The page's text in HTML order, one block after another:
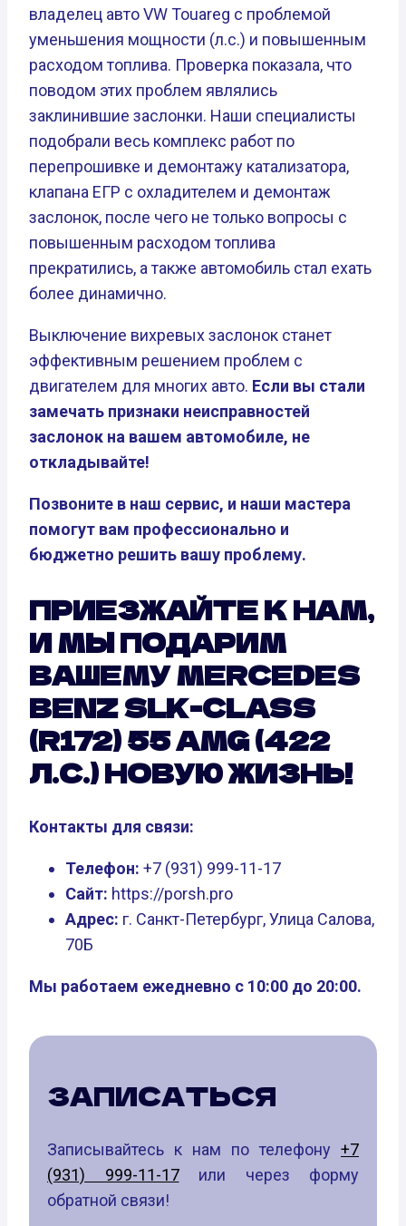
владелец авто VW Touareg с проблемой
уменьшения мощности (л.с.) и повышенным
расходом топлива. Проверка показала, что
поводом этих проблем являлись
заклинившие заслонки. Наши специалисты
подобрали весь комплекс работ по
перепрошивке и демонтажу катализатора,
клапана ЕГР с охладителем и демонтаж
заслонок, после чего не только вопросы с
повышенным расходом топлива
прекратились, а также автомобиль стал ехать
более динамично.
Выключение вихревых заслонок станет
эффективным решением проблем с
двигателем для многих авто. Если вы стали
замечать признаки неисправностей
заслонок на вашем автомобиле, не
откладывайте!
Позвоните в наш сервис, и наши мастера
помогут вам профессионально и
бюджетно решить вашу проблему.
ПРИЕЗЖАЙТЕ К НАМ,
И МЫ ПОДАРИМ
ВАШЕМУ MERCEDES
BENZ SLK-CLASS
(R172) 55 AMG (422
Л.С.) НОВУЮ ЖИЗНЬ!
Контакты для связи:
Телефон: +7 (931) 999-11-17
Сайт: https://porsh.pro
Адрес: г. Санкт-Петербург, Улица Салова,
70Б
Мы работаем ежедневно с 10:00 до 20:00.
ЗАПИСАТЬСЯ
Записывайтесь к нам по телефону +7
(931) 999-11-17или через форму
обратной связи!